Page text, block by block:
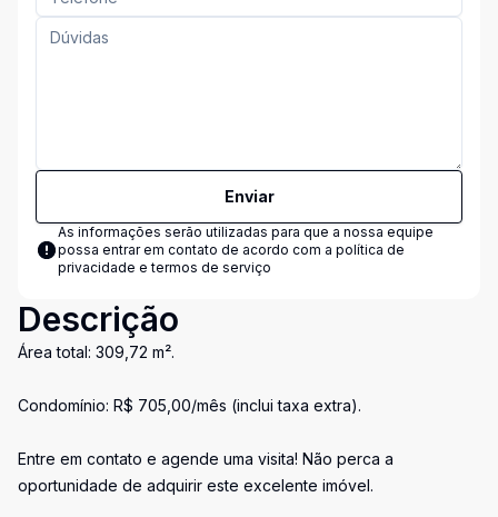
Enviar
As informações serão utilizadas para que a nossa equipe
possa entrar em contato de acordo com a política de
privacidade e termos de serviço
Descrição
Área total: 309,72 m².
Condomínio: R$ 705,00/mês (inclui taxa extra).
Entre em contato e agende uma visita! Não perca a
oportunidade de adquirir este excelente imóvel.